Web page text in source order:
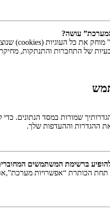
עושה?
של התחברות והתנתקות, מחיקת
שמורות במסד הנתונים.
ההגדרות וההעדפות שלך.
ברשימת המשתמשים
הכותרת “אפשרויות